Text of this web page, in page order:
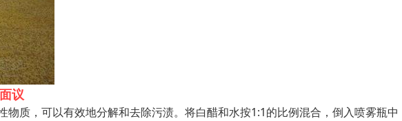
面议
物质，可以有效地分解和去除污渍。将白醋和水按1:1的比例混合，倒入喷雾瓶中